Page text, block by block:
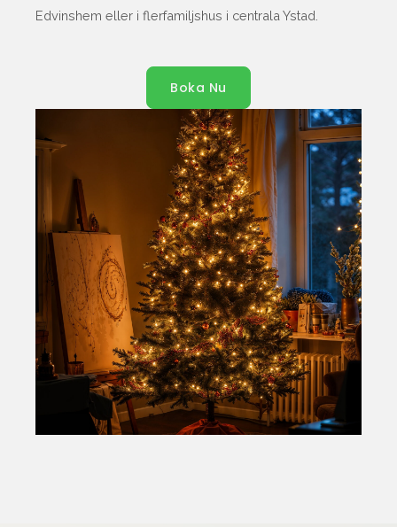
Edvinshem eller i flerfamiljshus i centrala Ystad.
Boka Nu